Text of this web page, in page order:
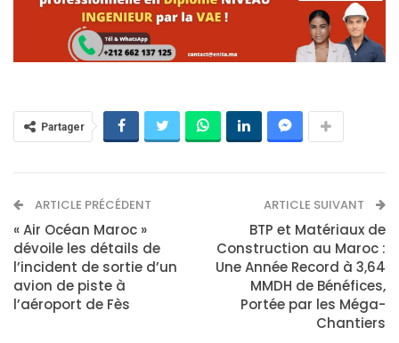
Partager
ARTICLE PRÉCÉDENT
« Air Océan Maroc »
dévoile les détails de
l’incident de sortie d’un
avion de piste à
l’aéroport de Fès
ARTICLE SUIVANT
BTP et Matériaux de
Construction au Maroc :
Une Année Record à 3,64
MMDH de Bénéfices,
Portée par les Méga-
Chantiers